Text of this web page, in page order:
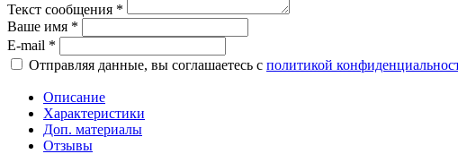
Текст сообщения *
Ваше имя *
E-mail *
Отправляя данные, вы соглашаетесь с политикой
Описание
Характеристики
Доп. материалы
Отзывы